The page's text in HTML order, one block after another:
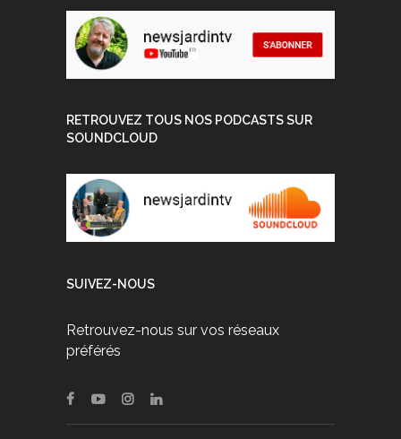
RETROUVEZ TOUS NOS PODCASTS SUR
SOUNDCLOUD
SUIVEZ-NOUS
Retrouvez-nous sur vos réseaux
préférés